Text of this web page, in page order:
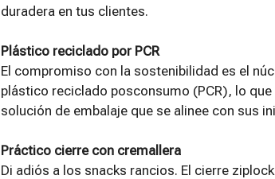
duradera en tus clientes.
Plástico reciclado por PCR
El compromiso con la sostenibilidad es el
plástico reciclado posconsumo (PCR), lo
solución de embalaje que se alinee con sus
Práctico cierre con cremallera
Di adiós a los snacks rancios. El cierre